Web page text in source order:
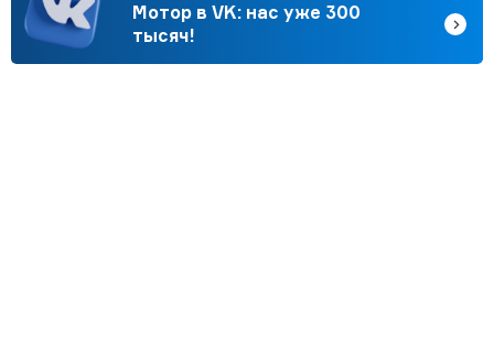
Мотор в VK: нас уже 300
тысяч!